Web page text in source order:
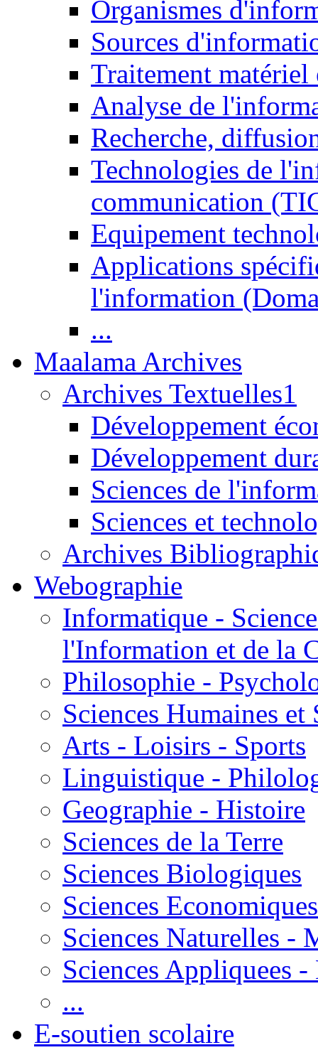
Organismes
Sources
Traitement matériel
Analyse de
Recherche,
Technologies de
communication
Equipement
Applications
l'information
...
Maalama Archives
Archives Textuelles1
Développement
Développement
Sciences de
Sciences et
Archives
Webographie
Informatique -
l'Information et de la
Philosophie -
Sciences Humaines et
Arts - Loisirs - Sports
Linguistique -
Geographie - Histoire
Sciences de la Terre
Sciences Biologiques
Sciences Economiques
Sciences Naturelles -
Sciences Appliquees
...
E-soutien scolaire